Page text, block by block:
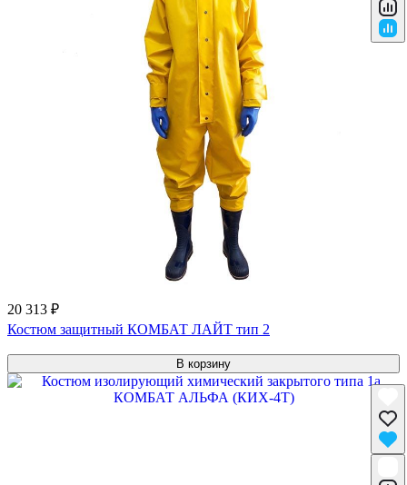
20 313 ₽
Костюм защитный КОМБАТ ЛАЙТ тип 2
В корзину